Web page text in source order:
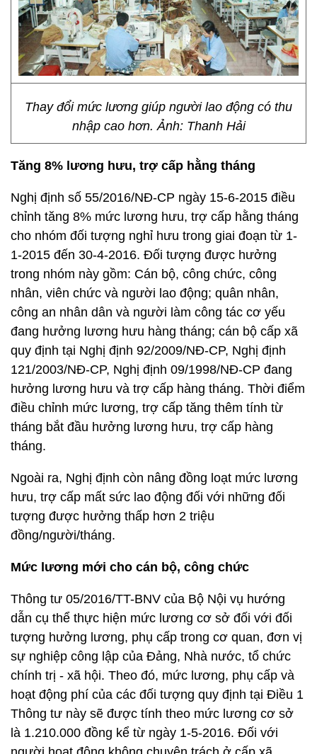
Thay đổi mức lương giúp người lao động có thu
nhập cao hơn. Ảnh: Thanh Hải
Tăng 8% lương hưu, trợ cấp hằng tháng
Nghị định số 55/2016/NĐ-CP ngày 15-6-2015 điều
chỉnh tăng 8% mức lương hưu, trợ cấp hằng tháng
cho nhóm đối tượng nghỉ hưu trong giai đoạn từ 1-
1-2015 đến 30-4-2016. Đối tượng được hưởng
trong nhóm này gồm: Cán bộ, công chức, công
nhân, viên chức và người lao động; quân nhân,
công an nhân dân và người làm công tác cơ yếu
đang hưởng lương hưu hàng tháng; cán bộ cấp xã
quy định tại Nghị định 92/2009/NĐ-CP, Nghị định
121/2003/NĐ-CP, Nghị định 09/1998/NĐ-CP đang
hưởng lương hưu và trợ cấp hàng tháng. Thời điểm
điều chỉnh mức lương, trợ cấp tăng thêm tính từ
tháng bắt đầu hưởng lương hưu, trợ cấp hàng
tháng.
Ngoài ra, Nghị định còn nâng đồng loạt mức lương
hưu, trợ cấp mất sức lao động đối với những đối
tượng được hưởng thấp hơn 2 triệu
đồng/người/tháng.
Mức lương mới cho cán bộ, công chức
Thông tư 05/2016/TT-BNV của Bộ Nội vụ hướng
dẫn cụ thể thực hiện mức lương cơ sở đối với đối
tượng hưởng lương, phụ cấp trong cơ quan, đơn vị
sự nghiệp công lập của Đảng, Nhà nước, tổ chức
chính trị - xã hội. Theo đó, mức lương, phụ cấp và
hoạt động phí của các đối tượng quy định tại Điều 1
Thông tư này sẽ được tính theo mức lương cơ sở
là 1.210.000 đồng kể từ ngày 1-5-2016. Đối với